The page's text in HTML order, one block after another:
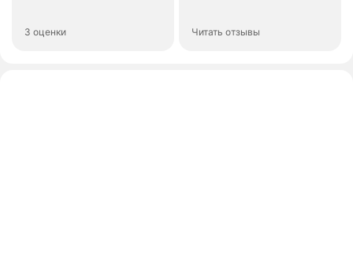
3 оценки Читать отзывы